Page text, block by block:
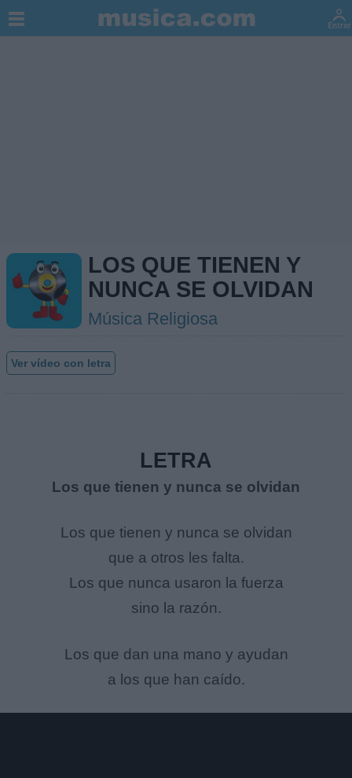
LOS QUE TIENEN Y
NUNCA SE OLVIDAN
Música Religiosa
Ver vídeo con letra
LETRA
Los que tienen y nunca se olvidan
Los que tienen y nunca se olvidan
que a otros les falta.
Los que nunca usaron la fuerza
sino la razón.
Los que dan una mano y ayudan
a los que han caído.